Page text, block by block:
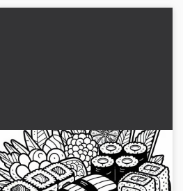
Sushi en plat principal -
Télécharger gratuitement
un modèle à colorier